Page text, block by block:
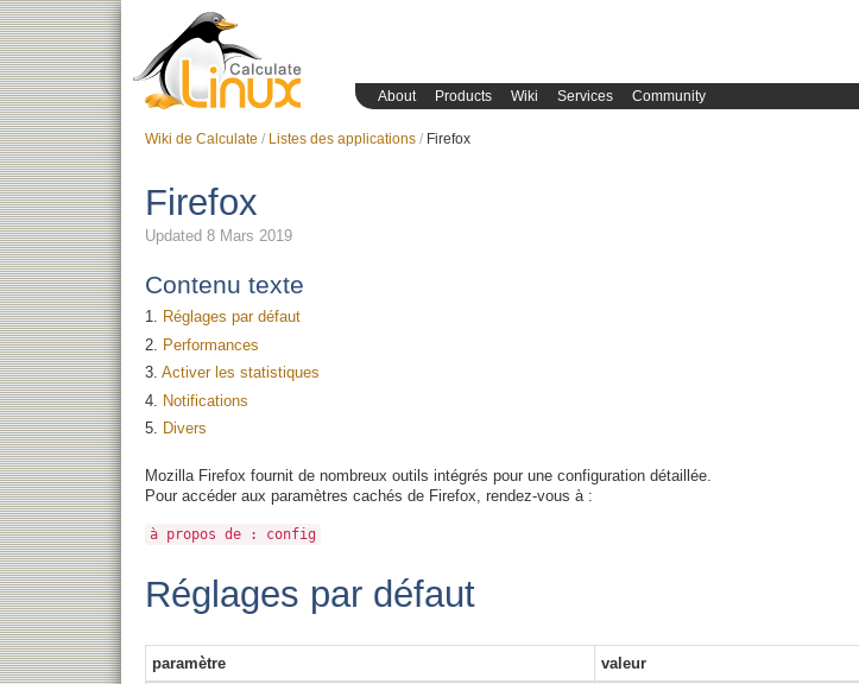
About Products Wiki Services Community
Wiki de Calculate Listes des applications Firefox
Firefox
Updated 8 Mars 2019
Contenu texte
Réglages par défaut
Performances
Activer les statistiques
Notifications
Divers
Mozilla Firefox fournit de nombreux outils intégrés pour une configuration détaillée.
Pour accéder aux paramètres cachés de Firefox, rendez-vous à :
à propos de : config
Réglages par défaut
paramètre valeur